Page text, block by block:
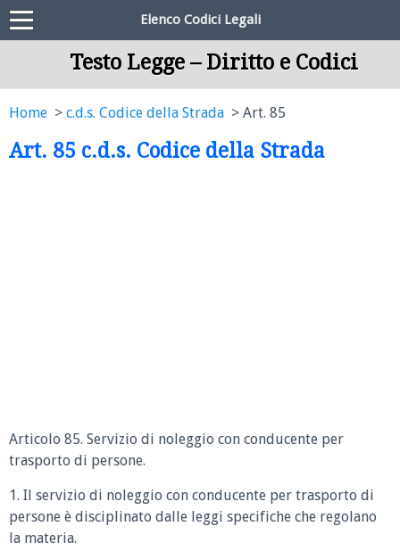
Elenco Codici Legali
Testo Legge – Diritto e Codici
Home c.d.s. Codice della Strada Art. 85
Art. 85 c.d.s. Codice della Strada
Articolo 85. Servizio di noleggio con conducente per
trasporto di persone.
1. Il servizio di noleggio con conducente per trasporto di
persone è disciplinato dalle leggi specifiche che regolano
la materia.